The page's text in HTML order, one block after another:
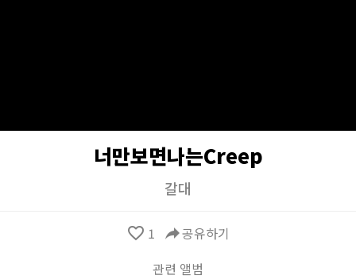
너만보면나는Creep
갈대
favorite_border 1 reply공유하기
관련 앨범